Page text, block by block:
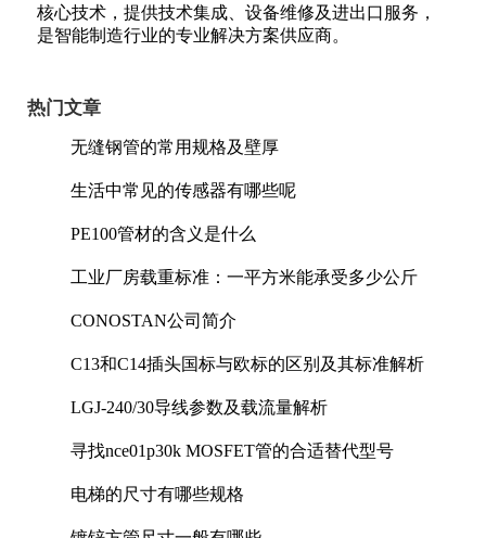
核心技术，提供技术集成、设备维修及进出口服务，
是智能制造行业的专业解决方案供应商。
热门文章
无缝钢管的常用规格及壁厚
生活中常见的传感器有哪些呢
PE100管材的含义是什么
工业厂房载重标准：一平方米能承受多少公斤
CONOSTAN公司简介
C13和C14插头国标与欧标的区别及其标准解析
LGJ-240/30导线参数及载流量解析
寻找nce01p30k MOSFET管的合适替代型号
电梯的尺寸有哪些规格